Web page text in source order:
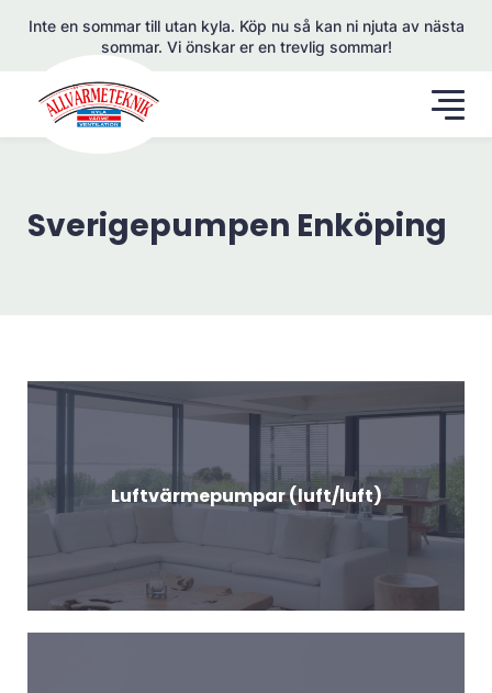
Inte en sommar till utan kyla. Köp nu så kan ni njuta av nästa
sommar. Vi önskar er en trevlig sommar!
Sverigepumpen Enköping
Luftvärmepumpar (luft/luft)